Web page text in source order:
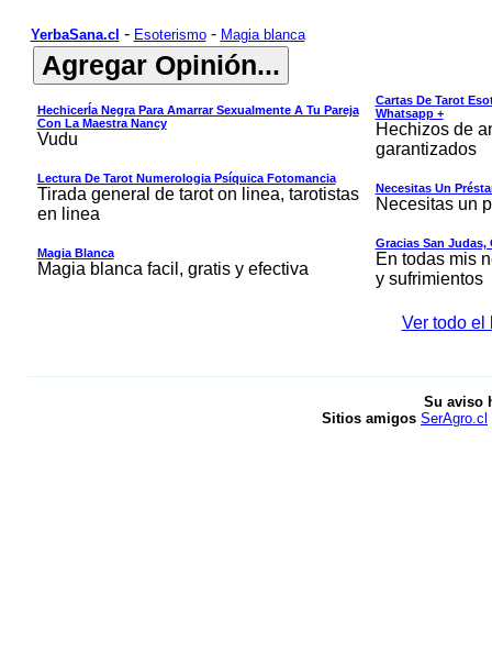
YerbaSana.cl - Esoterismo- Magia blanca
HechicerÍa Negra Para Amarrar Sexualmente A Tu Pareja
Con La Maestra Nancy
Vudu
Cartas De Tarot
Whatsapp +
Hechizos de
garantizados
Lectura De Tarot Numerologia Psíquica Fotomancia
Tirada general de tarot on linea, tarotistas
en linea
Necesitas Un
Necesitas un
Magia Blanca
Magia blanca facil, gratis y efectiva
Gracias San Judas,
En todas mis
y sufrimientos
Ver todo el
Su aviso
Sitios amigos SerAgro.cl